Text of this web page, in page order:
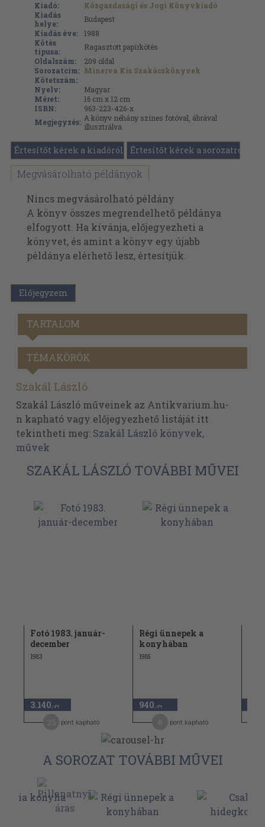
Kiadó:
Közgazdasági és Jogi Könyvkiadó
Kiadás
helye:
Budapest
Kiadás éve:
1988
Kötés
típusa:
Ragasztott papírkötés
Oldalszám:
209 oldal
Sorozatcím: Minerva Kis Szakácskönyvek
Kötetszám:
Nyelv:
Magyar
Méret:
16 cm x 12 cm
ISBN:
963-223-426-x
Megjegyzés: A könyv néhány színes fotóval, ábrával
illusztrálva.
Értesítőt kérek a kiadóról Értesítőt kérek a sorozatról
Megvásárolható példányok
Nincs megvásárolható példány
A könyv összes megrendelhető példánya
elfogyott. Ha kívánja, előjegyezheti a
könyvet, és amint a könyv egy újabb
példánya elérhető lesz, értesítjük.
Előjegyzem
TARTALOM
TÉMAKÖRÖK
Szakál László
Szakál László műveinek az Antikvarium.hu-
n kapható vagy előjegyezhető listáját itt
tekintheti meg: Szakál László könyvek,
művek
SZAKÁL LÁSZLÓ TOVÁBBI MŰVEI
Fotó 1983. január-
december
1983
3.140 ,-Ft
pont kapható
Régi ünnepek a
konyhában
1985
940 ,-Ft
pont kapható
A SOROZAT TOVÁBBI MŰVEI